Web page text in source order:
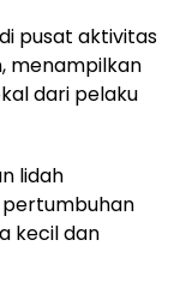
pusat aktivitas
menampilkan
dari pelaku
lidah
pertumbuhan
kecil dan